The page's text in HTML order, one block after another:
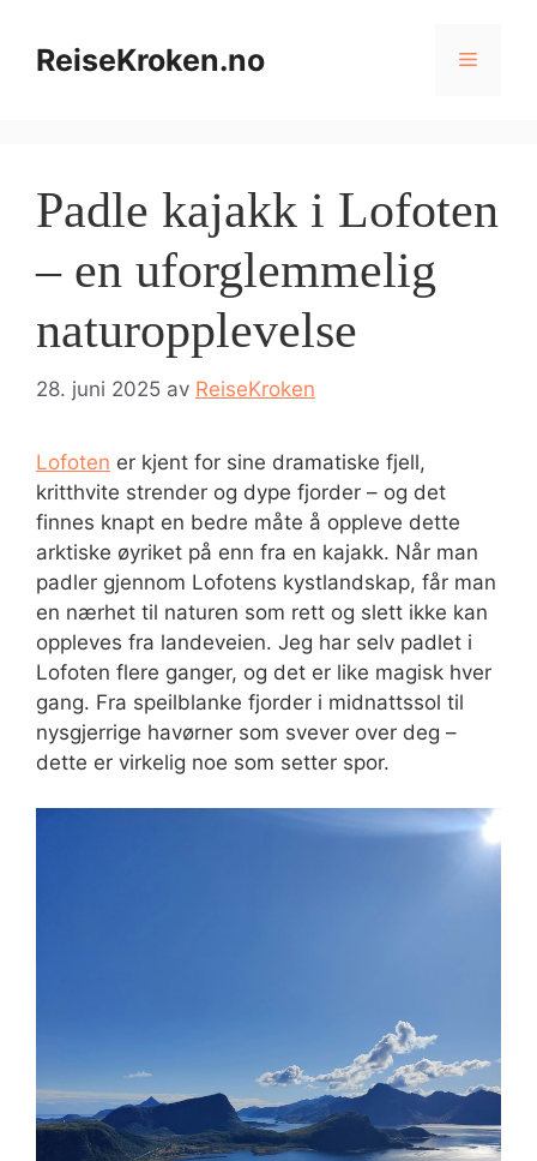
innholdReiseKroken.no Meny
Padle kajakk i Lofoten
– en uforglemmelig
naturopplevelse
28. juni 2025 av ReiseKroken
Lofoten er kjent for sine dramatiske fjell,
kritthvite strender og dype fjorder – og det
finnes knapt en bedre måte å oppleve dette
arktiske øyriket på enn fra en kajakk. Når man
padler gjennom Lofotens kystlandskap, får man
en nærhet til naturen som rett og slett ikke kan
oppleves fra landeveien. Jeg har selv padlet i
Lofoten flere ganger, og det er like magisk hver
gang. Fra speilblanke fjorder i midnattssol til
nysgjerrige havørner som svever over deg –
dette er virkelig noe som setter spor.